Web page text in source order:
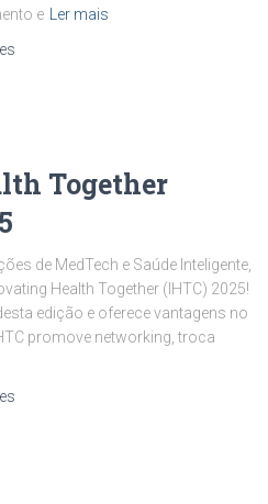
e
Ler mais
Together
de MedTech e Saúde Inteligente,
Health Together (IHTC) 2025!
edição e oferece vantagens no
promove networking, troca